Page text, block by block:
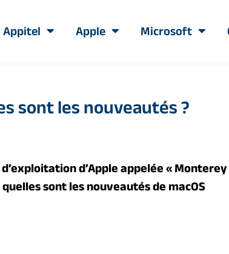
Appitel Apple Microsoft
sont les nouveautés ?
d’Apple appelée « Monterey
sont les nouveautés de macOS